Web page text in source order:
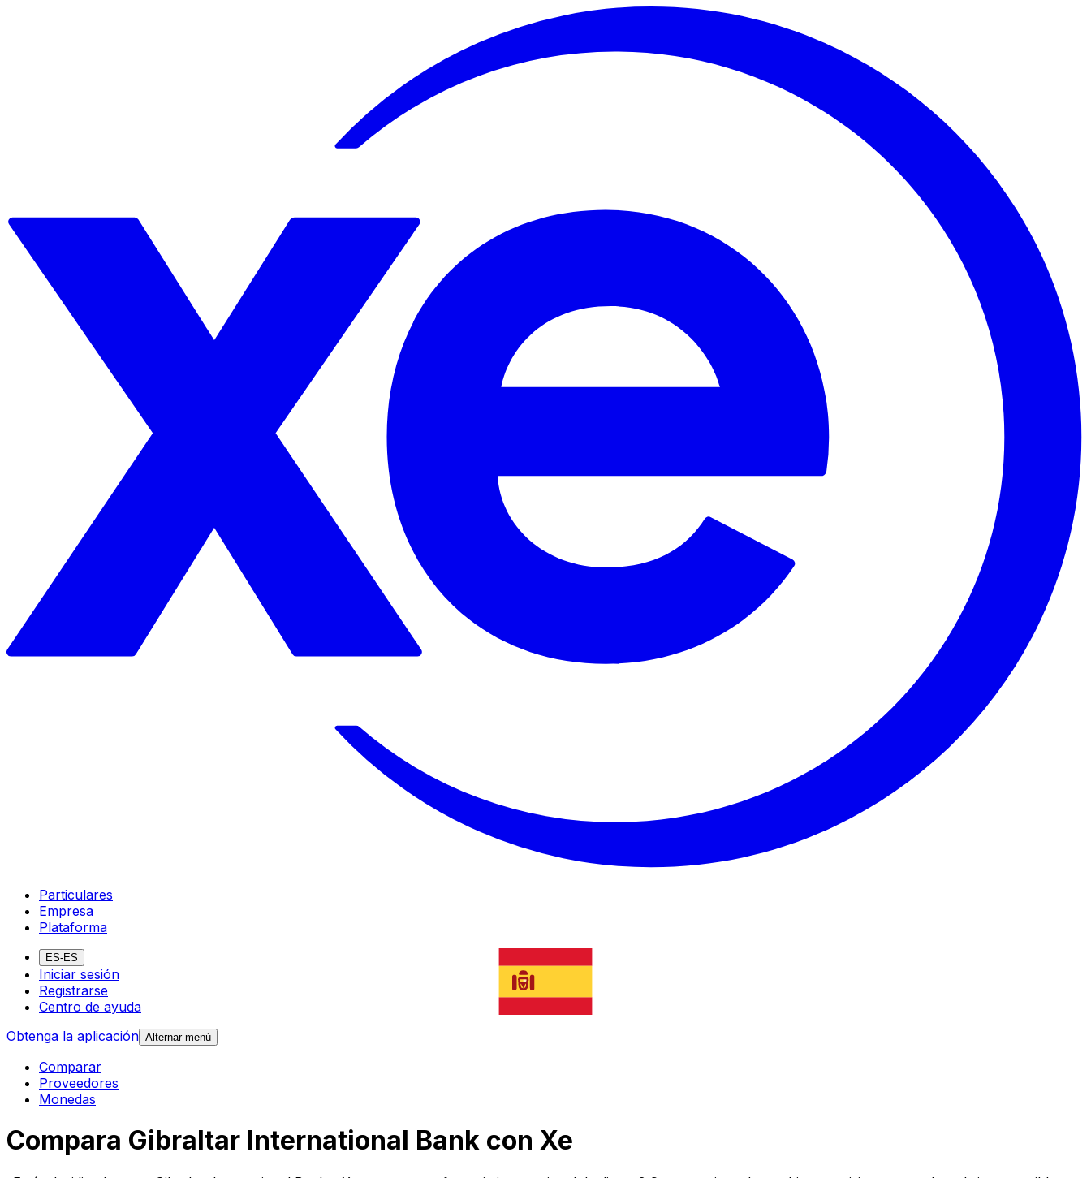
Particulares
Empresa
Plataforma
ES-ES
Iniciar sesión
Registrarse
Centro de ayuda
Obtenga la aplicación Alternar menú
Comparar
Proveedores
Monedas
Compara Gibraltar International Bank con Xe